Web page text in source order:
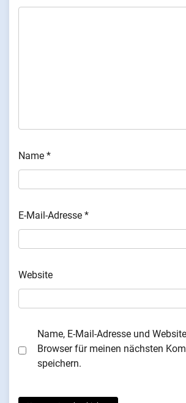
Name *
E-Mail-Adresse *
Website
Name, E-Mail-Adresse und
Browser für meinen nächsten
speichern.